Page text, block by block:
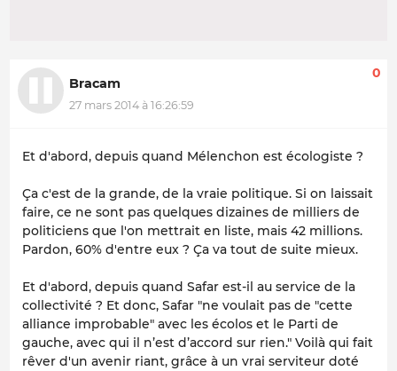
Bracam
27 mars 2014 à 16:26:59
0
Et d'abord, depuis quand Mélenchon est écologiste ?
Ça c'est de la grande, de la vraie politique. Si on laissait
faire, ce ne sont pas quelques dizaines de milliers de
politiciens que l'on mettrait en liste, mais 42 millions.
Pardon, 60% d'entre eux ? Ça va tout de suite mieux.
Et d'abord, depuis quand Safar est-il au service de la
collectivité ? Et donc, Safar "ne voulait pas de "cette
alliance improbable" avec les écolos et le Parti de
gauche, avec qui il n’est d’accord sur rien." Voilà qui fait
rêver d'un avenir riant, grâce à un vrai serviteur doté